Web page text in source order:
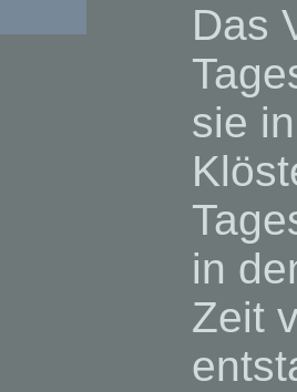
Das
sie
in
Zeit